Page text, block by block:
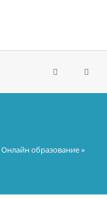
Онлайн образование»